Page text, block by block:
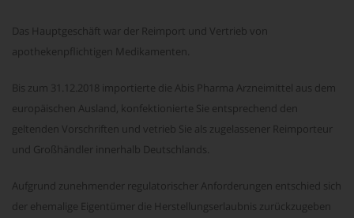
Das Hauptgeschäft war der Reimport und Vertrieb von
apothekenpflichtigen Medikamenten.
Bis zum 31.12.2018 importierte die Abis Pharma Arzneimittel aus dem
europäischen Ausland, konfektionierte Sie entsprechend den
geltenden Vorschriften und vetrieb Sie als zugelassener Reimporteur
und Großhändler innerhalb Deutschlands.
Aufgrund zunehmender regulatorischer Anforderungen entschied sich
der ehemalige Eigentümer die Herstellungserlaubnis zurückzugeben